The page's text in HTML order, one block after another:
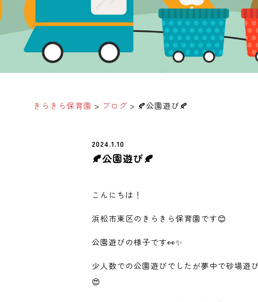
きらきら保育園 > ブログ > 🍂公園遊び🍂
2024.1.10
🍂公園遊び🍂
こんにちは！
浜松市東区のきらきら保育園です😊
公園遊びの様子です👀✨
少人数での公園遊びでしたが夢中で砂場遊
😍